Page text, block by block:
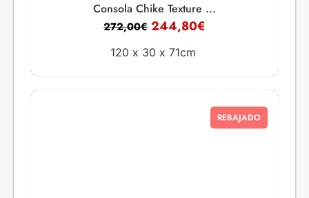
Consola Chike Texture ...
272,00€ 244,80€
120 x 30 x 71cm
REBAJADO